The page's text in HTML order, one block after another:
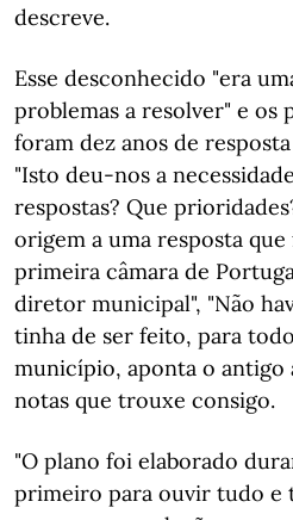
descreve.
Esse desconhecido "era
problemas a resolver" e os
foram dez anos de
"Isto deu-nos a
respostas? Que
origem a uma resposta que
primeira câmara de
diretor municipal", "Não
tinha de ser feito, para
município, aponta o antigo
notas que trouxe consigo.
"O plano foi elaborado
primeiro para ouvir tudo e